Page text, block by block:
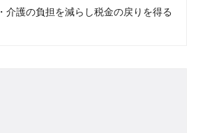
介護の負担を減らし税金の戻りを得る